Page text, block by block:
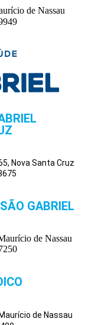
de Nassau
Nova Santa Cruz
GABRIEL
de Nassau
de Nassau